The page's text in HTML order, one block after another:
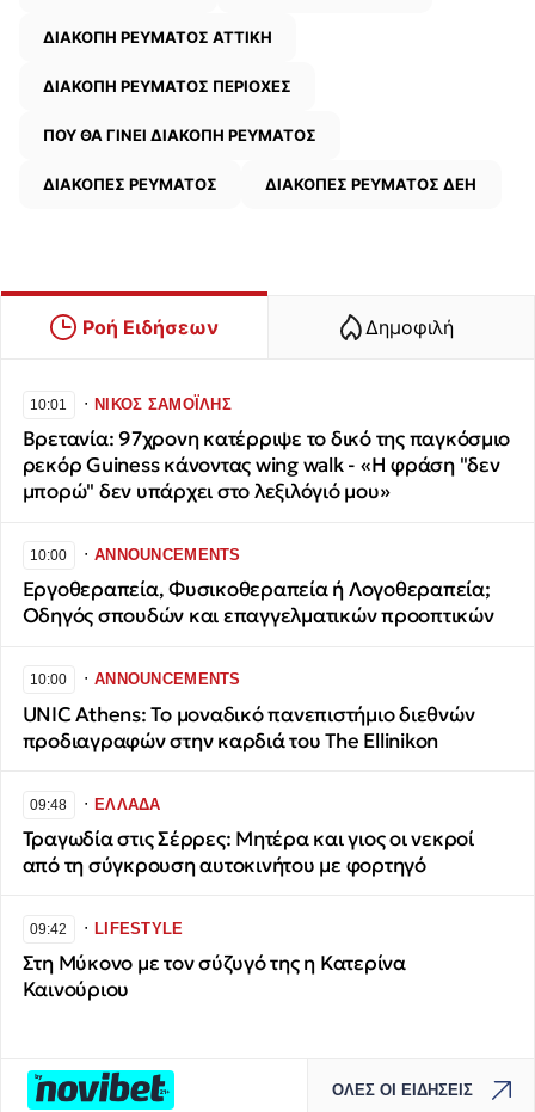
ΔΙΑΚΟΠΗ ΡΕΥΜΑΤΟΣ ΑΤΤΙΚΗ
ΔΙΑΚΟΠΗ ΡΕΥΜΑΤΟΣ ΠΕΡΙΟΧΕΣ
ΠΟΥ ΘΑ ΓΙΝΕΙ ΔΙΑΚΟΠΗ ΡΕΥΜΑΤΟΣ
ΔΙΑΚΟΠΕΣ ΡΕΥΜΑΤΟΣ ΔΙΑΚΟΠΕΣ ΡΕΥΜΑΤΟΣ ΔΕΗ
Ροή Ειδήσεων Δημοφιλή
10:01 ∙ΝΙΚΟΣ ΣΑΜΟΪΛΗΣ
Βρετανία: 97χρονη κατέρριψε το δικό της παγκόσμιο
ρεκόρ Guiness κάνοντας wing walk - «Η φράση "δεν
μπορώ" δεν υπάρχει στο λεξιλόγιό μου»
10:00 ∙ANNOUNCEMENTS
Εργοθεραπεία, Φυσικοθεραπεία ή Λογοθεραπεία;
Οδηγός σπουδών και επαγγελματικών προοπτικών
10:00 ∙ANNOUNCEMENTS
UNIC Athens: Το μοναδικό πανεπιστήμιο διεθνών
προδιαγραφών στην καρδιά του The Ellinikon
09:48 ∙ΕΛΛΑΔΑ
Τραγωδία στις Σέρρες: Μητέρα και γιος οι νεκροί
από τη σύγκρουση αυτοκινήτου με φορτηγό
09:42 ∙LIFESTYLE
Στη Μύκονο με τον σύζυγό της η Κατερίνα
Καινούριου
ΟΛΕΣ ΟΙ ΕΙΔΗΣΕΙΣ